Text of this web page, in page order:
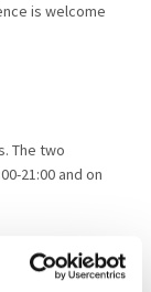
is welcome
The two
21:00 and on
courses,